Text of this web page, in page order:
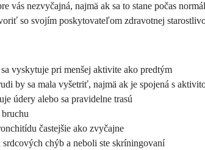
vás nezvyčajná, najmä ak sa to stane počas
so svojím poskytovateľom zdravotnej
vyskytuje pri menšej aktivite ako predtým
by sa mala vyšetriť, najmä ak je spojená s
údery alebo sa pravidelne trasú
častejšie ako zvyčajne
chýb a neboli ste skríningovaní